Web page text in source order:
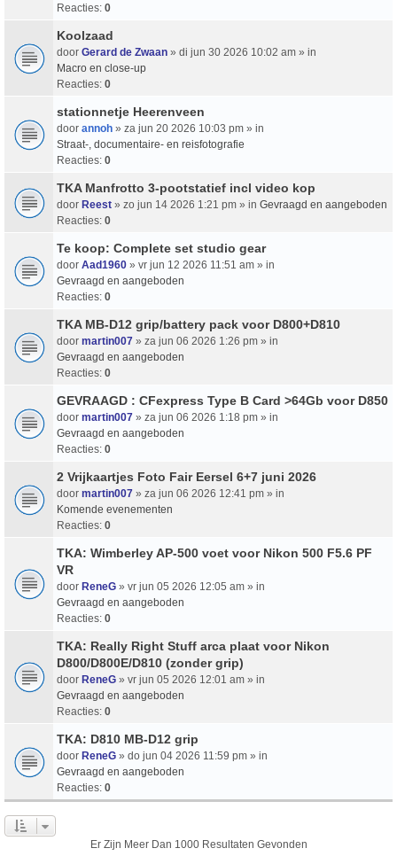
Reacties: 0
Koolzaad
door Gerard de Zwaan » di jun 30 2026 10:02 am » in
Macro en close-up
Reacties: 0
stationnetje Heerenveen
door annoh » za jun 20 2026 10:03 pm » in
Straat-, documentaire- en reisfotografie
Reacties: 0
TKA Manfrotto 3-pootstatief incl video kop
door Reest » zo jun 14 2026 1:21 pm » in Gevraagd en aangeboden
Reacties: 0
Te koop: Complete set studio gear
door Aad1960 » vr jun 12 2026 11:51 am » in
Gevraagd en aangeboden
Reacties: 0
TKA MB-D12 grip/battery pack voor D800+D810
door martin007 » za jun 06 2026 1:26 pm » in
Gevraagd en aangeboden
Reacties: 0
GEVRAAGD : CFexpress Type B Card >64Gb voor D850
door martin007 » za jun 06 2026 1:18 pm » in
Gevraagd en aangeboden
Reacties: 0
2 Vrijkaartjes Foto Fair Eersel 6+7 juni 2026
door martin007 » za jun 06 2026 12:41 pm » in
Komende evenementen
Reacties: 0
TKA: Wimberley AP-500 voet voor Nikon 500 F5.6 PF
VR
door ReneG » vr jun 05 2026 12:05 am » in
Gevraagd en aangeboden
Reacties: 0
TKA: Really Right Stuff arca plaat voor Nikon
D800/D800E/D810 (zonder grip)
door ReneG » vr jun 05 2026 12:01 am » in
Gevraagd en aangeboden
Reacties: 0
TKA: D810 MB-D12 grip
door ReneG » do jun 04 2026 11:59 pm » in
Gevraagd en aangeboden
Reacties: 0
Er Zijn Meer Dan 1000 Resultaten Gevonden